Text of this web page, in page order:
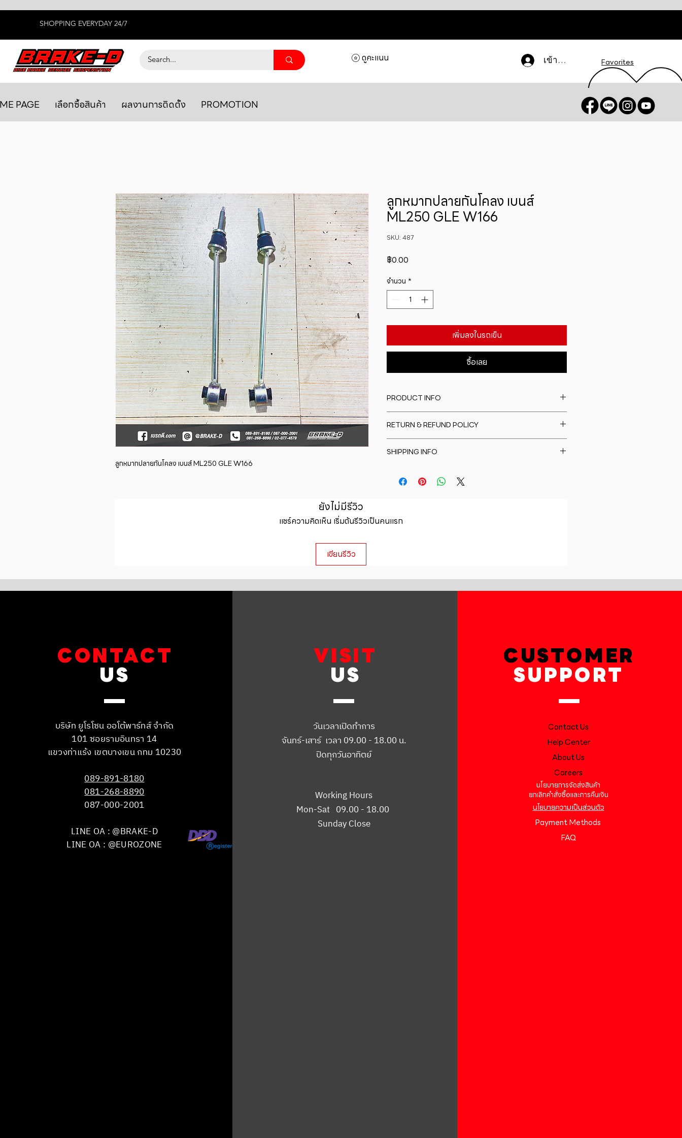
SHOPPING EVERYDAY 24/7
เข้าสู่ระบบ Favorites
ดูคะแนน
PAGE เลือกซื้อสินค้า ผลงานการติดตั้ง PROMOTION
ลูกหมากปลายกันโคลง เบนส์ ML250 GLE W166
ลูกหมากปลายกันโคลง เบนส์
ML250 GLE W166
SKU: 487
฿0.00
จำนวน *
เพิ่มลงในรถเข็น
ซื้อเลย
PRODUCT INFO
information about your product such as sizing,
material, care and cleaning instructions. This is also a
great space to write what makes this product
RETURN & REFUND POLICY
to let your customers know what to do in case they
straightforward refund or exchange policy is a great
way to build trust and reassure your customers that
SHIPPING INFO
information about your shipping methods,
can buy from you with confidence.
ยังไม่มีรีวิว
แชร์ความคิดเห็น เริ่มต้นรีวิวเป็นคนแรก
เขียนรีวิว
CONTACT
US
บริษัท ยูโรโซน ออโต้พาร์ทส์ จำกัด
101 ซอยรามอินทรา 14
แขวงท่าแร้ง เขตบางเขน กทม 10230
089-891-8180
081-268-8890
087-000-2001
LINE OA : @BRAKE-D
LINE OA : @EUROZONE
VISIT
US
วันเวลาเปิดทำการ
จันทร์-เสาร์ เวลา 09.00 - 18.00 น.
ปิดทุกวันอาทิตย์
Working Hours
Mon-Sat 09.00 - 18.00
Sunday Close
CUSTOMER
SUPPORT
Contact Us
Help Center
About Us
Careers
นโยบายการจัดส่งสินค้า
ยกเลิกคำสั่งซื้อและการคืนเงิน
นโยบายความเป็นส่วนตัว
Payment Methods
FAQ